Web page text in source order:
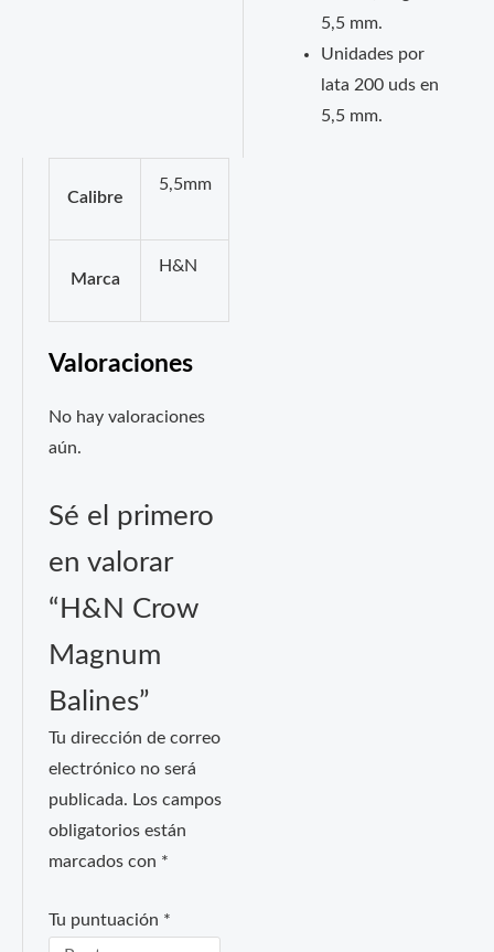
5,5 mm.
Unidades por
lata 200 uds en
5,5 mm.
Calibre
5,5mm
Marca
H&N
Valoraciones
No hay valoraciones
aún.
Sé el primero
en valorar
“H&N Crow
Magnum
Balines”
Tu dirección de correo
electrónico no será
publicada. Los campos
obligatorios están
marcados con *
Tu puntuación *